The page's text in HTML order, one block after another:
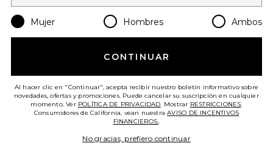
LINER STAY-N DEEP BUNDLE
Mujer Hombres Ambos
CONTINUAR
Al hacer clic en "Continuar", acepta recibir nuestro boletín informativo sobre
novedades, ofertas y promociones. Puede cancelar su suscripción en cualquier
momento. Ver POLÍTICA DE PRIVACIDAD. Mostrar RESTRICCIONES.
Consumidores de California, vean nuestraAVISO DE INCENTIVOS
FINANCIEROS..
No gracias, prefiero continuar